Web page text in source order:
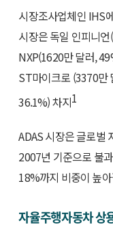
시장조사업체인 IHS
시장은 독일 인피니
NXP(1620만 달러,
ST마이크로 (3370만
36.1%) 차지1
ADAS 시장은 글로벌
2007년 기준으로 불
18%까지 비중이 높
자율주행자동차 상